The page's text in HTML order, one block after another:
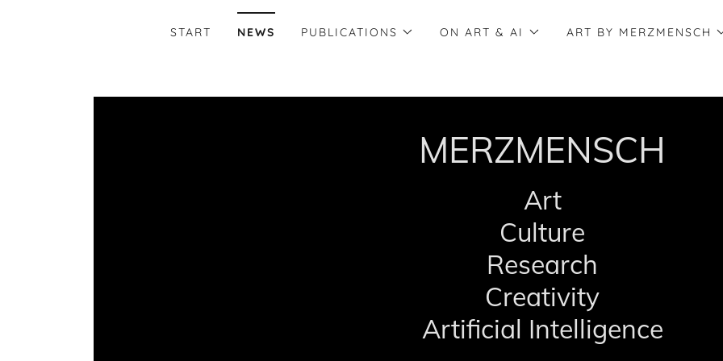
START NEWS PUBLICATIONS ON ART & AI ART BY MERZMENSCH
MERZMENSCH
Art
Culture
Research
Creativity
Artificial Intelligence